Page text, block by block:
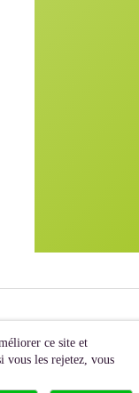
ce site et
vous les rejetez, vous